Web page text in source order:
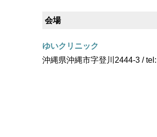
会場
ゆいクリニック
沖縄県沖縄市字登川2444-3 / tel: